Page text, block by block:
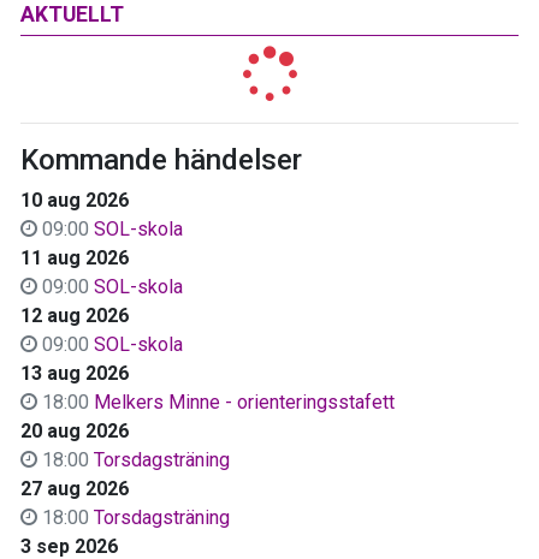
AKTUELLT
Kommande händelser
10 aug 2026
09:00 SOL-skola
11 aug 2026
09:00 SOL-skola
12 aug 2026
09:00 SOL-skola
13 aug 2026
18:00 Melkers Minne - orienteringsstafett
20 aug 2026
18:00 Torsdagsträning
27 aug 2026
18:00 Torsdagsträning
3 sep 2026